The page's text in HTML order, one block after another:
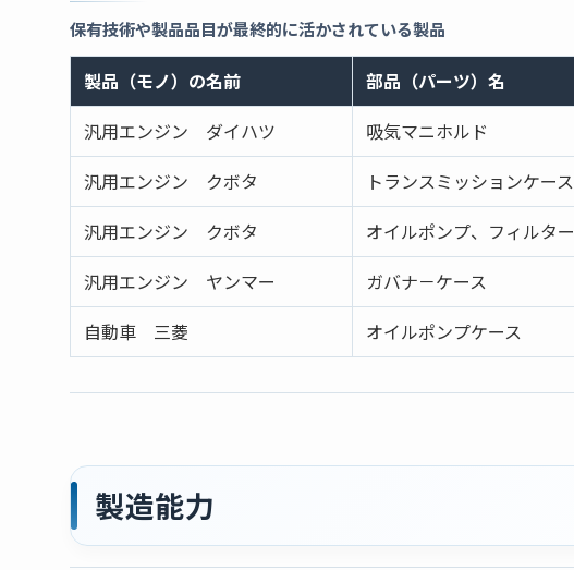
保有技術や製品品目が最終的に活かされている製品
製品（モノ）の名前 部品（パーツ）名
汎用エンジン ダイハツ
吸気マニホルド
汎用エンジン クボタ
トランスミッションケース
汎用エンジン クボタ
オイルポンプ、フィルター
汎用エンジン ヤンマー
ガバナ－ケース
自動車 三菱
オイルポンプケース
製造能力